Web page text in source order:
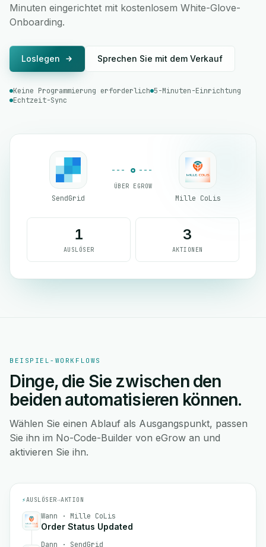
Minuten eingerichtet mit kostenlosem White-Glove-
Onboarding.
Loslegen Sprechen Sie mit dem Verkauf
Keine Programmierung erforderlich 5-Minuten-Einrichtung
Echtzeit-Sync
SendGrid
ÜBER EGROW
Mille CoLis
1
AUSLÖSER
3
AKTIONEN
BEISPIEL-WORKFLOWS
Dinge, die Sie zwischen den
beiden automatisieren können.
Wählen Sie einen Ablauf als Ausgangspunkt, passen
Sie ihn im No-Code-Builder von eGrow an und
aktivieren Sie ihn.
⚡AUSLÖSER→AKTION
Wann · Mille CoLis
Order Status Updated
Dann · SendGrid